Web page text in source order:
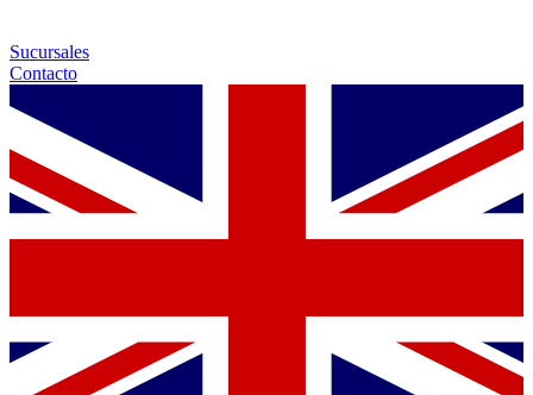
Sucursales
Contacto